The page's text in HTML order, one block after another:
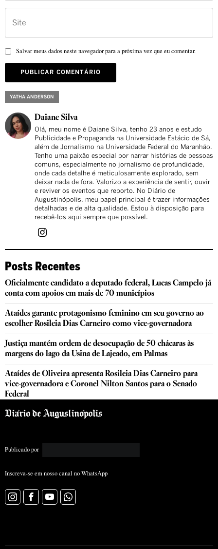
Salvar meus dados neste navegador para a próxima vez que eu comentar.
YATHA ANDERSON
Daiane Silva
Olá, meu nome é Daiane Silva, tenho 23 anos e estudo
Publicidade e Propaganda na Universidade Estácio de Sá,
além de Jornalismo na Universidade Federal do Maranhão.
Tenho uma paixão especial por narrar histórias de pessoas
comuns, especialmente no jornalismo de profundidade,
onde cada detalhe é meticulosamente explorado, sem
deixar nada de fora. Valorizo a experiência de sentir, ouvir
e reviver os eventos que reporto. No Diário de
Augustinópolis, meu papel principal é trazer informações
detalhadas e de alta qualidade. Estou à disposição para
recebê-los aqui sempre que possível.
Posts Recentes
Oficialmente candidato a deputado federal, Lucas Campelo já
conta com apoios em mais de 70 municípios
Ataídes garante protagonismo feminino em seu governo ao
escolher Rosileia Dias Carneiro como vice-governadora
Justiça mantém ordem de desocupação de 50 chácaras às
margens do lago da Usina de Lajeado, em Palmas
Ataídes de Oliveira apresenta Rosileia Dias Carneiro para
vice-governadora e Coronel Nilton Santos para o Senado
Federal
Publicado por
Inscreva-se em nosso canal no WhatsApp